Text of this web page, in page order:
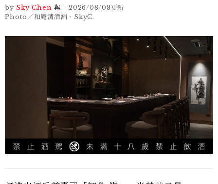
by Sky Chen 與 - 2026/08/08更新
Photo／和庵清酒舖、SkyC.